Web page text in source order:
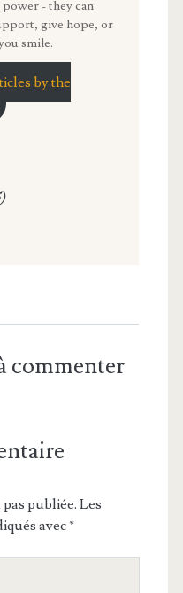
- they can
give hope, or
smile.
by the
)
commenter
pas publiée. Les
avec*